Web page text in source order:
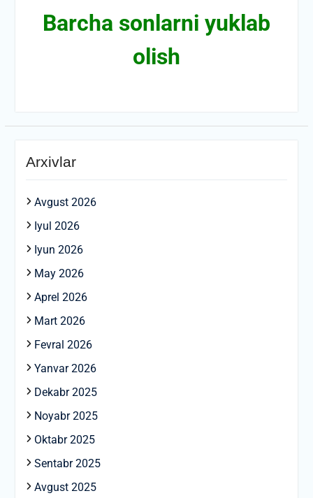
Barcha sonlarni yuklab
olish
Arxivlar
Avgust 2026
Iyul 2026
Iyun 2026
May 2026
Aprel 2026
Mart 2026
Fevral 2026
Yanvar 2026
Dekabr 2025
Noyabr 2025
Oktabr 2025
Sentabr 2025
Avgust 2025